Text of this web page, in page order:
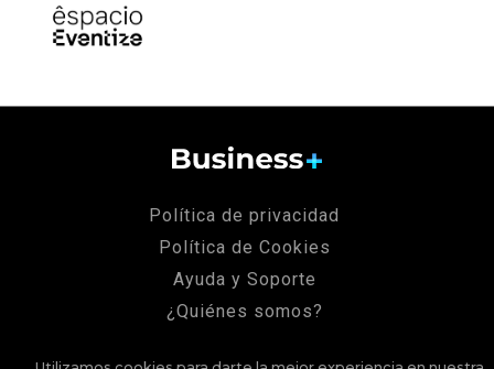
Política de privacidad
Política de Cookies
Ayuda y Soporte
¿Quiénes somos?